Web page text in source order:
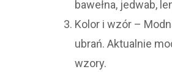
bawełna, jedwab,
Kolor i wzór –
ubrań. Aktualnie
wzory.